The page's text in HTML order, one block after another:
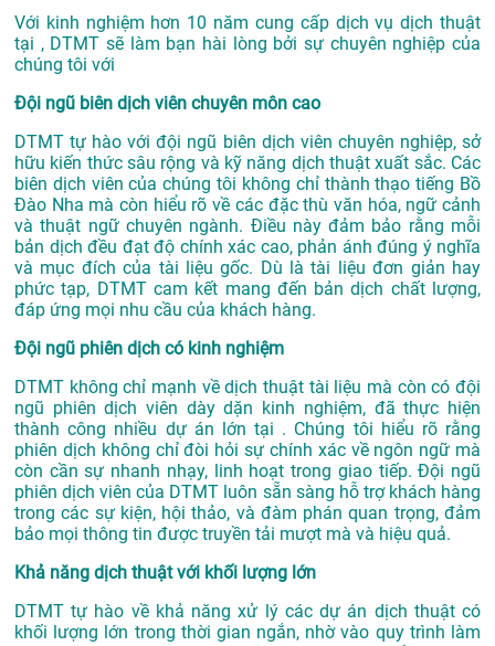
Với kinh nghiệm hơn 10 năm cung cấp dịch vụdịch thuật
tại , DTMT sẽ làm bạn hài lòng bởi sự chuyên nghiệp của
chúng tôi với
Đội ngũ biên dịch viên chuyên môn cao
DTMT tự hào với đội ngũ biên dịch viên chuyên nghiệp, sở
hữu kiến thức sâu rộng và kỹ năng dịch thuật xuất sắc. Các
biên dịch viên của chúng tôi không chỉ thành thạo tiếng Bồ
Đào Nha mà còn hiểu rõ về các đặc thù văn hóa, ngữ cảnh
và thuật ngữ chuyên ngành. Điều này đảm bảo rằng mỗi
bản dịch đều đạt độ chính xác cao, phản ánh đúng ý nghĩa
và mục đích của tài liệu gốc. Dù là tài liệu đơn giản hay
phức tạp, DTMT cam kết mang đến bản dịch chất lượng,
đáp ứng mọi nhu cầu của khách hàng.
Đội ngũ phiên dịch có kinh nghiệm
DTMT không chỉ mạnh về dịch thuật tài liệu mà còn có đội
ngũ phiên dịch viên dày dặn kinh nghiệm, đã thực hiện
thành công nhiều dự án lớn tại . Chúng tôi hiểu rõ rằng
phiên dịch không chỉ đòi hỏi sự chính xác về ngôn ngữ mà
còn cần sự nhanh nhạy, linh hoạt trong giao tiếp. Đội ngũ
phiên dịch viên của DTMT luôn sẵn sàng hỗ trợ khách hàng
trong các sự kiện, hội thảo, và đàm phán quan trọng, đảm
bảo mọi thông tin được truyền tải mượt mà và hiệu quả.
Khả năng dịch thuật với khối lượng lớn
DTMT tự hào về khả năng xử lý các dự án dịch thuật có
khối lượng lớn trong thời gian ngắn, nhờ vào quy trình làm